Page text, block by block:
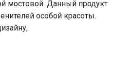
мостовой. Данный продукт
особой красоты.